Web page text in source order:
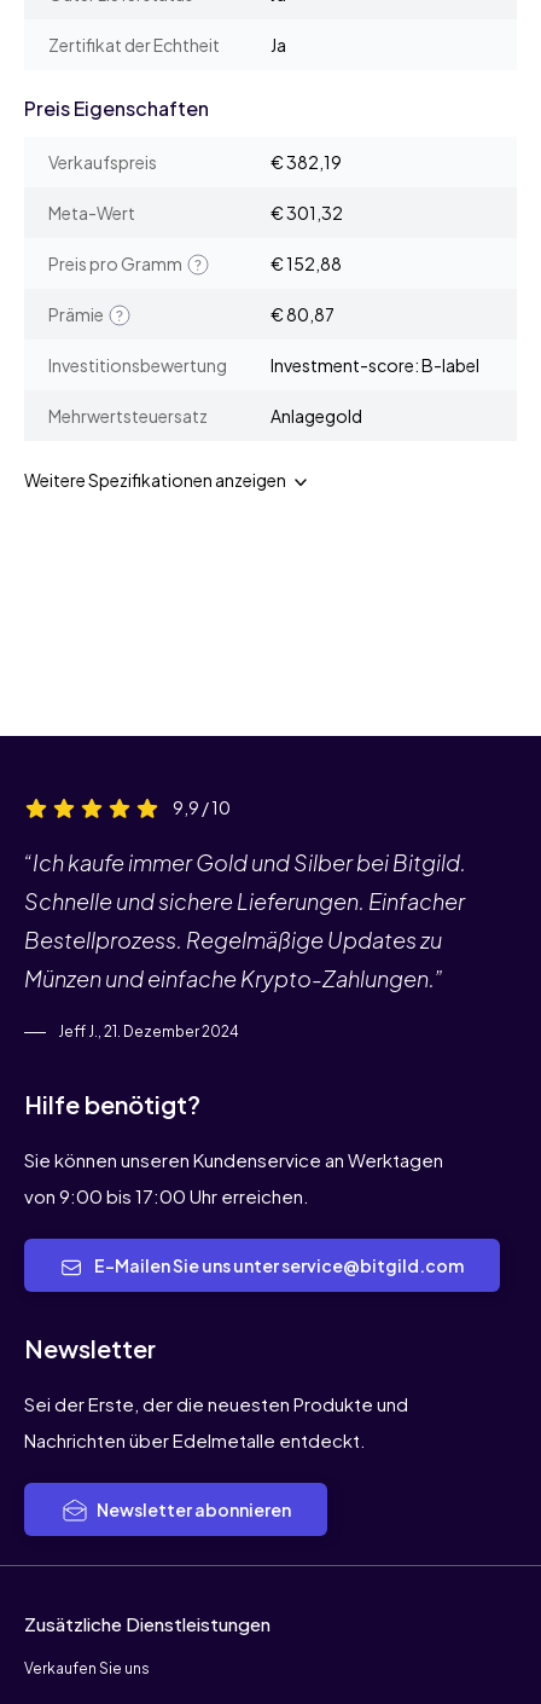
Zertifikat der Echtheit Ja
Preis Eigenschaften
Verkaufspreis € 382,19
Meta-Wert € 301,32
Preis pro Gramm € 152,88
Prämie € 80,87
Investitionsbewertung Investment-score: B-label
Mehrwertsteuersatz Anlagegold
Weitere Spezifikationen anzeigen
9,9 / 10
“Ich kaufe immer Gold und Silber bei Bitgild.
Schnelle und sichere Lieferungen. Einfacher
Bestellprozess. Regelmäßige Updates zu
Münzen und einfache Krypto-Zahlungen.”
Jeff J., 21. Dezember 2024
Hilfe benötigt?
Sie können unseren Kundenservice an Werktagen
von 9:00 bis 17:00 Uhr erreichen.
E-Mailen Sie uns unter service@bitgild.com
Newsletter
Sei der Erste, der die neuesten Produkte und
Nachrichten über Edelmetalle entdeckt.
Newsletter abonnieren
Zusätzliche Dienstleistungen
Verkaufen Sie uns